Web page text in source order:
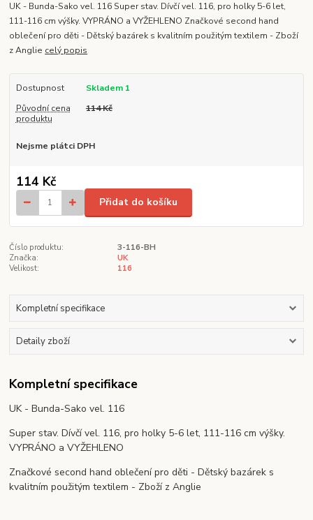
UK - Bunda-Sako vel. 116 Super stav. Dívčí vel. 116, pro holky 5-6 let,
111-116 cm výšky. VYPRÁNO a VYŽEHLENO Značkové second hand
oblečení pro děti - Dětský bazárek s kvalitním použitým textilem - Zboží
z Anglie celý popis
Dostupnost
Skladem 1
Původní cena
produktu
114 Kč
Nejsme plátci DPH
114 Kč
Přidat do košíku
Číslo produktu:
3-116-BH
Značka:
UK
Velikost:
116
Kompletní specifikace
Detaily zboží
Kompletní specifikace
UK - Bunda-Sako vel. 116
Super stav. Dívčí vel. 116, pro holky 5-6 let, 111-116 cm výšky.
VYPRÁNO a VYŽEHLENO
Značkové second hand oblečení pro děti - Dětský bazárek s
kvalitním použitým textilem - Zboží z Anglie